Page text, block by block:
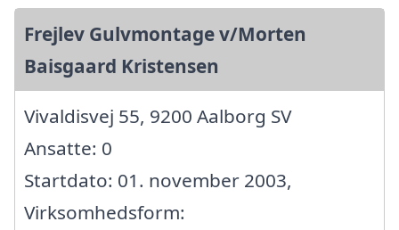
Frejlev Gulvmontage v/Morten
Baisgaard Kristensen
Vivaldisvej 55, 9200 Aalborg SV
Ansatte: 0
Startdato: 01. november 2003,
Virksomhedsform: